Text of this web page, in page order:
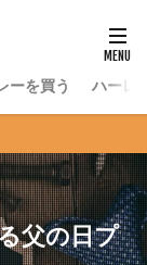
ーを買う ハーレ
父の日プ